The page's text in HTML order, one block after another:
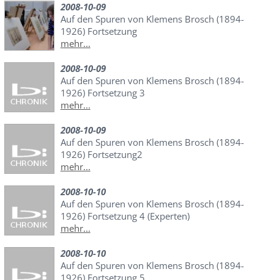
2008-10-09
Auf den Spuren von Klemens Brosch (1894-
1926) Fortsetzung
mehr...
2008-10-09
Auf den Spuren von Klemens Brosch (1894-
1926) Fortsetzung 3
mehr...
2008-10-09
Auf den Spuren von Klemens Brosch (1894-
1926) Fortsetzung2
mehr...
2008-10-10
Auf den Spuren von Klemens Brosch (1894-
1926) Fortsetzung 4 (Experten)
mehr...
2008-10-10
Auf den Spuren von Klemens Brosch (1894-